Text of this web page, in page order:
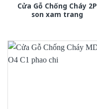
Cửa Gỗ Chống Cháy 2P
son xam trang